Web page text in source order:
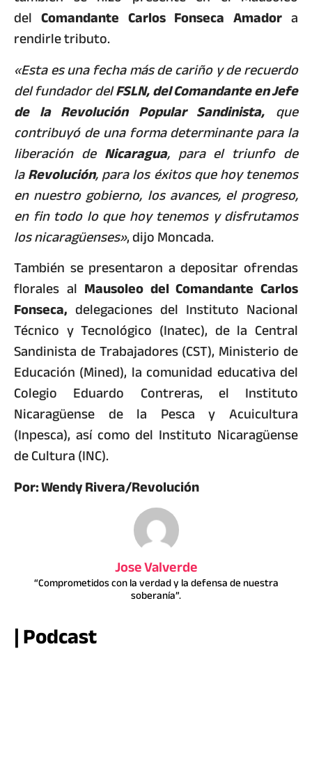
delComandante Carlos Fonseca Amadora
rendirle tributo.
«Esta es una fecha más de cariño y de recuerdo
del fundador delFSLN, del Comandante en Jefe
de la Revolución Popular Sandinista, que
contribuyó de una forma determinante para la
liberación de Nicaragua, para el triunfo de
laRevolución, para los éxitos que hoy tenemos
en nuestro gobierno, los avances, el progreso,
en fin todo lo que hoy tenemos y disfrutamos
los nicaragüenses», dijo Moncada.
También se presentaron a depositar ofrendas
florales al Mausoleo del Comandante Carlos
Fonseca, delegaciones del Instituto Nacional
Técnico y Tecnológico (Inatec), de la Central
Sandinista de Trabajadores (CST), Ministerio de
Educación (Mined), la comunidad educativa del
Colegio Eduardo Contreras, el Instituto
Nicaragüense de la Pesca y Acuicultura
(Inpesca), así como del Instituto Nicaragüense
de Cultura (INC).
Por: Wendy Rivera/Revolución
Jose Valverde
“Comprometidos con la verdad y la defensa de nuestra
soberanía”.
| Podcast